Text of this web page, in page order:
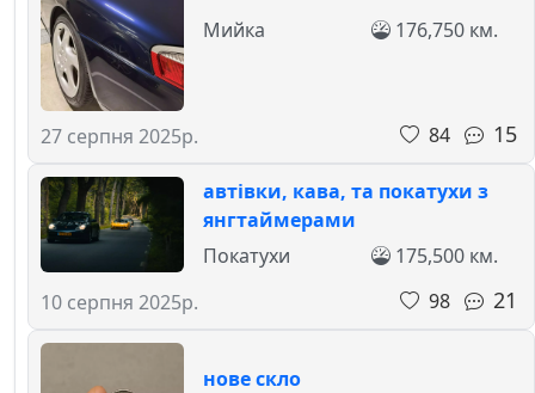
27 серпня 2025р.
Мийка 176,750 км.
84 15
автівки, кава, та покатухи з
янгтаймерами
10 серпня 2025р.
Покатухи
175,500 км.
98
21
нове скло